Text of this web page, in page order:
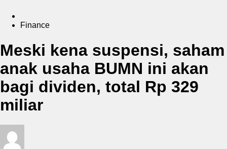
Finance
Meski kena suspensi, saham
anak usaha BUMN ini akan
bagi dividen, total Rp 329
miliar